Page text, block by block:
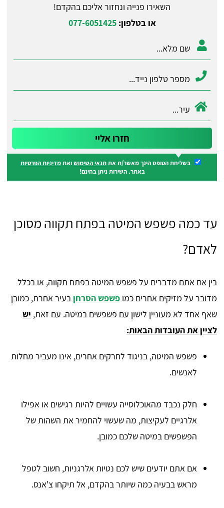
השאירו פנייה ונחזור אליכם בהקדם!
או בטלפון:077-6051425
בשליחת הטופס הינך מאשר/ת אתתנאי השימושואתמדיניות הפרטיות
באתר. השירות ניתן בחינם!
עד כמה פשפש המיטה בפתח תקווה מסוכן
לאדם?
בין אם אתם מדברים על פשפש המיטה בפתח תקווה, או בכלל
מדובר על מזיקים אחרים כמו פשפש הסרחן בעיר אחרת, כמובן
שאף אחד לא מעוניין לישון עם פשפשים במיטה. עם זאת, יש
לציין את העובדות הבאות:
פשפש המיטה, בניגוד לחרקים אחרים, אינו מעביר מחלות
לאנשים.
חלק נכבד מהאוכלוסייה עשויים להיות רגישים או אפילו
אלרגיים לעקיצות, מה שעשוי להחמיר את השהות של
הפשפשים במיטה שלכם כמובן.
אם אתם יודעים שיש לכם נטיות אלרגניות, חשוב לטפל
מראש בבעיה כמה שיותר בהקדם, אל תיקחו צ'אנס.